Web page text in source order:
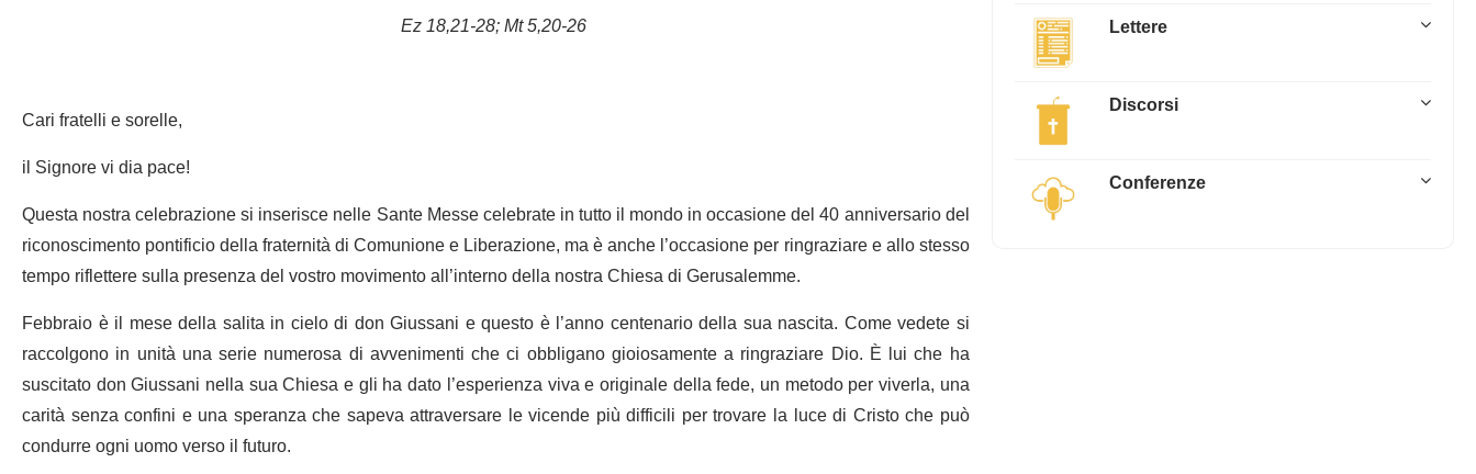
Ez 18,21-28; Mt 5,20-26
Cari fratelli e sorelle,
il Signore vi dia pace!
Questa nostra celebrazione si inserisce nelle Sante Messe celebrate in tutto il mondo in occasione del 40 anniversario del
riconoscimento pontificio della fraternità di Comunione e Liberazione, ma è anche l’occasione per ringraziare e allo stesso
tempo riflettere sulla presenza del vostro movimento all’interno della nostra Chiesa di Gerusalemme.
Febbraio è il mese della salita in cielo di don Giussani e questo è l’anno centenario della sua nascita. Come vedete si
raccolgono in unità una serie numerosa di avvenimenti che ci obbligano gioiosamente a ringraziare Dio. È lui che ha
suscitato don Giussani nella sua Chiesa e gli ha dato l’esperienza viva e originale della fede, un metodo per viverla, una
carità senza confini e una speranza che sapeva attraversare le vicende più difficili per trovare la luce di Cristo che può
condurre ogni uomo verso il futuro.
Lettere
Discorsi
Conferenze